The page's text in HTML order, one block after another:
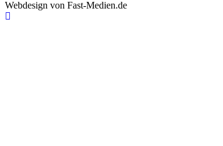
Webdesign von Fast-Medien.de